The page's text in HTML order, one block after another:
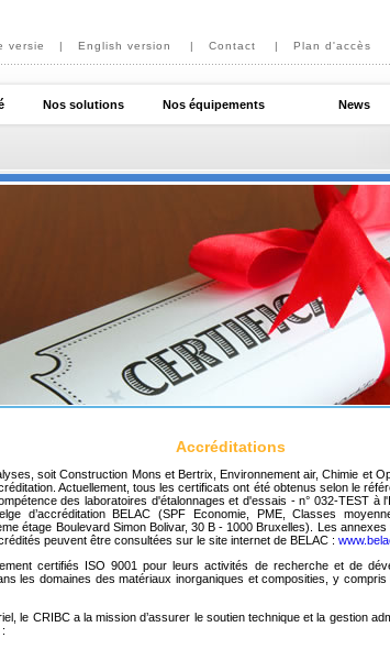
versie | English version | Contact | Plan d'accès
Nos solutions Nos équipements News
Accréditations
soit Construction Mons et Bertrix, Environnement air, Chimie et
Actuellement, tous les certificats ont été obtenus selon le
des laboratoires d'étalonnages et d'essais - n° 032-TEST à
d’accréditation BELAC (SPF Economie, PME, Classes
étage Boulevard Simon Bolivar, 30 B - 1000 Bruxelles). Les
peuvent être consultées sur le site internet de BELAC :
certifiés ISO 9001 pour leurs activités de recherche et de
les domaines des matériaux inorganiques et composities, y
le CRIBC a la mission d’assurer le soutien technique et la gestion